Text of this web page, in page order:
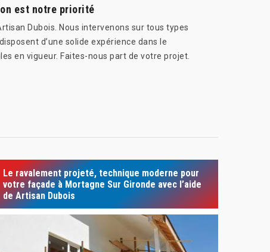
est notre priorité
Dubois. Nous intervenons sur tous types
d’une solide expérience dans le
en vigueur. Faites-nous part de votre projet.
Le ravalement projeté, technique moderne pour
votre façade à Mortagne Sur Gironde avec l’aide
de Artisan Dubois